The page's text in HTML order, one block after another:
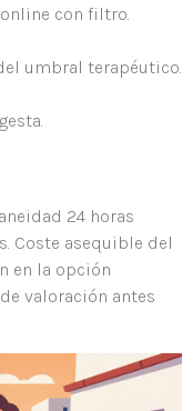
con filtro.
umbral terapéutico.
24 horas
Coste asequible del
en la opción
valoración antes